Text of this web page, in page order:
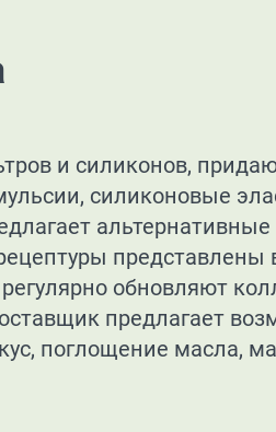
и силиконов,
силиконовые
обновляют
предлагает
поглощение масла,